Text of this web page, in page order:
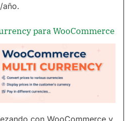
para WooCommerce
con WooCommerce y